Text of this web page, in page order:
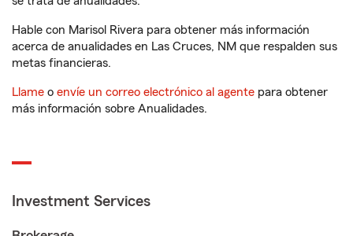
Hable con Marisol Rivera para obtener más información
acerca de anualidades en Las Cruces, NM que respalden sus
metas financieras.
Llame o envíe un correo electrónico al agente para obtener
más información sobre Anualidades.
Investment Services